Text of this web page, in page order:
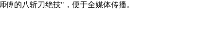
的八斩刀绝技"，便于全媒体传播。